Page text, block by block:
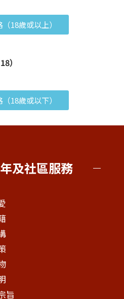
18歲或以上）
）
18歲或以下）
及社區服務
旨